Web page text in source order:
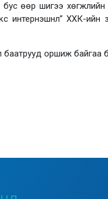
бус өөр шигээ
интернэшнл” ХХК-ийн
оршиж байгаа